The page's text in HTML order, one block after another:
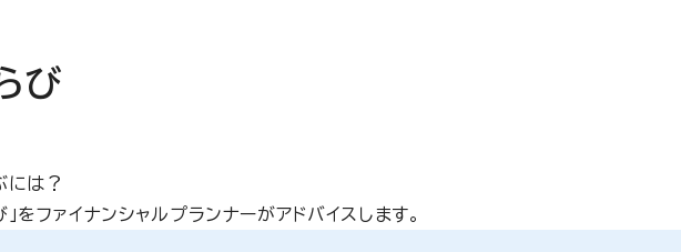
び
には？
」をファイナンシャルプランナーがアドバイスします。